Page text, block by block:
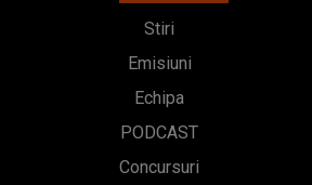
Stiri
Emisiuni
Echipa
PODCAST
Concursuri